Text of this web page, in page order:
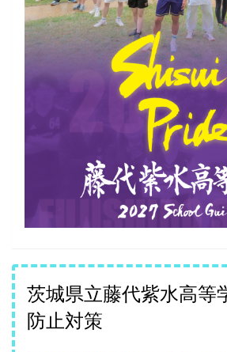
茨城県立藤代紫水高等
防止対策